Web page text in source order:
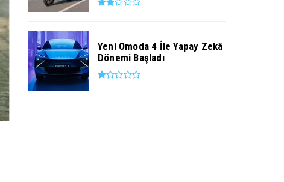
Yeni Omoda 4 İle Yapay Zekâ
Dönemi Başladı